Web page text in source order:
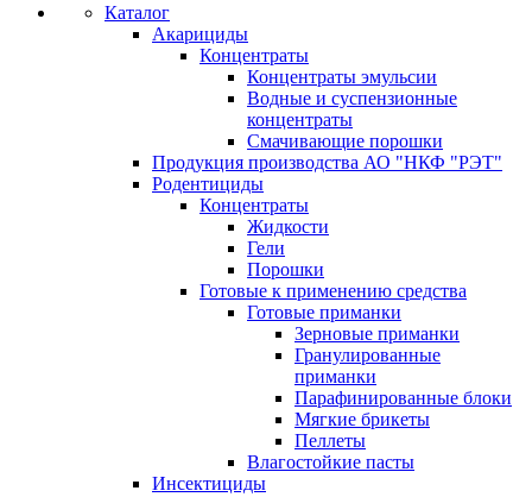
Каталог
Акарициды
Концентраты
Концентраты эмульсии
Водные и суспензионные
концентраты
Смачивающие порошки
Продукция производства АО "НКФ "РЭТ"
Родентициды
Концентраты
Жидкости
Гели
Порошки
Готовые к применению средства
Готовые приманки
Зерновые приманки
Гранулированные
приманки
Парафинированные блоки
Мягкие брикеты
Пеллеты
Влагостойкие пасты
Инсектициды